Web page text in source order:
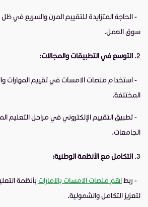
- الحاجة المتزايدة للتقييم المرن والسريع في
سوق العمل.
التوسع في التطبيقات والمجالات:
- استخدام منصات الامسات في تقييم المهارات
المختلفة.
- تطبيق التقييم الإلكتروني في مراحل التعليم
الجامعات.
التكامل مع الأنظمة الوطنية:
- ربطاهم منصات الامسات بالامارات بأنظمة
لتعزيز التكامل والشمولية.